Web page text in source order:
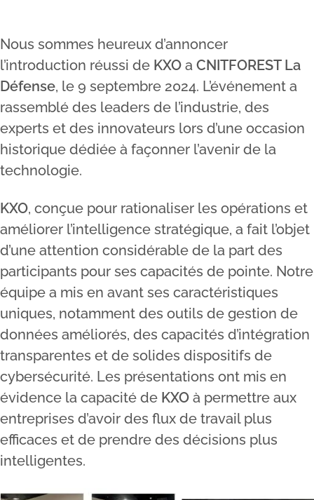
Nous sommes heureux d’annoncer
l’introduction réussi de KXO a CNITFOREST La
Défense, le 9 septembre 2024. L’événement a
rassemblé des leaders de l’industrie, des
experts et des innovateurs lors d’une occasion
historique dédiée à façonner l’avenir de la
technologie.
KXO, conçue pour rationaliser les opérations et
améliorer l’intelligence stratégique, a fait l’objet
d’une attention considérable de la part des
participants pour ses capacités de pointe. Notre
équipe a mis en avant ses caractéristiques
uniques, notamment des outils de gestion de
données améliorés, des capacités d’intégration
transparentes et de solides dispositifs de
cybersécurité. Les présentations ont mis en
évidence la capacité de KXO à permettre aux
entreprises d’avoir des flux de travail plus
efficaces et de prendre des décisions plus
intelligentes.